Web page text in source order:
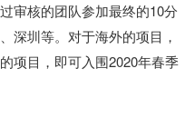
审核的团队参加最终的10分
深圳等。对于海外的项目，
项目，即可入围2020年春季